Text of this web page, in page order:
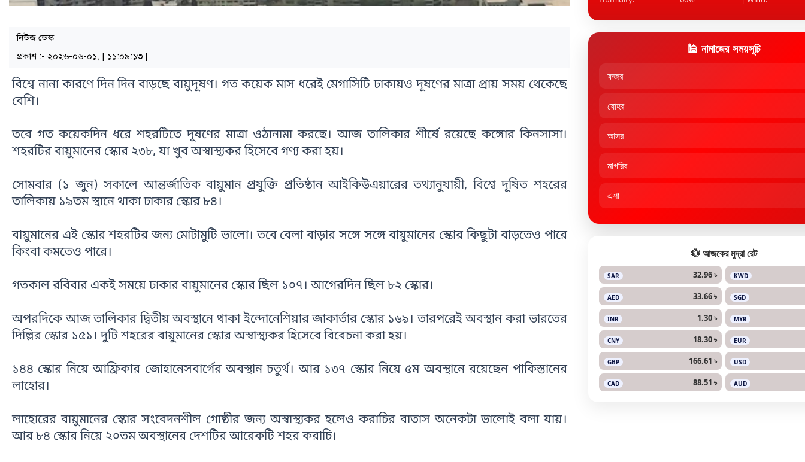
নিউজ ডেস্ক
প্রকাশ :- ২০২৬-০৬-০১, | ১১:০৯:১৩ |
বিশ্বে নানা কারণে দিন দিন বাড়ছে বায়ুদূষণ। গত কয়েক মাস ধরেই মেগাসিটি ঢাকায়ও দূষণের মাত্রা প্রায় সময় থেকেছে
বেশি।
তবে গত কয়েকদিন ধরে শহরটিতে দূষণের মাত্রা ওঠানামা করছে। আজ তালিকার শীর্ষে রয়েছে কঙ্গোর কিনসাসা।
শহরটির বায়ুমানের স্কোর ২৩৮, যা খুব অস্বাস্থ্যকর হিসেবে গণ্য করা হয়।
সোমবার (১ জুন) সকালে আন্তর্জাতিক বায়ুমান প্রযুক্তি প্রতিষ্ঠান আইকিউএয়ারের তথ্যানুযায়ী, বিশ্বে দূষিত শহরের
তালিকায় ১৯তম স্থানে থাকা ঢাকার স্কোর ৮৪।
বায়ুমানের এই স্কোর শহরটির জন্য মোটামুটি ভালো। তবে বেলা বাড়ার সঙ্গে সঙ্গে বায়ুমানের স্কোর কিছুটা বাড়তেও পারে
কিংবা কমতেও পারে।
গতকাল রবিবার একই সময়ে ঢাকার বায়ুমানের স্কোর ছিল ১০৭। আগেরদিন ছিল ৮২ স্কোর।
অপরদিকে আজ তালিকার দ্বিতীয় অবস্থানে থাকা ইন্দোনেশিয়ার জাকার্তার স্কোর ১৬৯। তারপরেই অবস্থান করা ভারতের
দিল্লির স্কোর ১৫১। দুটি শহরের বায়ুমানের স্কোর অস্বাস্থ্যকর হিসেবে বিবেচনা করা হয়।
১৪৪ স্কোর নিয়ে আফ্রিকার জোহানেসবার্গের অবস্থান চতুর্থ। আর ১৩৭ স্কোর নিয়ে ৫ম অবস্থানে রয়েছেন পাকিস্তানের
লাহোর।
লাহোরের বায়ুমানের স্কোর সংবেদনশীল গোষ্ঠীর জন্য অস্বাস্থ্যকর হলেও করাচির বাতাস অনেকটা ভালোই বলা যায়।
আর ৮৪ স্কোর নিয়ে ২০তম অবস্থানের দেশটির আরেকটি শহর করাচি।
🕌 নামাজের সময়সূচি
ফজর
যোহর
আসর
মাগরিব
এশা
💱 আজকের মুদ্রা রেট
SAR 32.96 ৳ KWD
AED 33.66 ৳ SGD
INR 1.30 ৳ MYR
CNY 18.30 ৳ EUR
GBP 166.61 ৳ USD
CAD 88.51 ৳ AUD